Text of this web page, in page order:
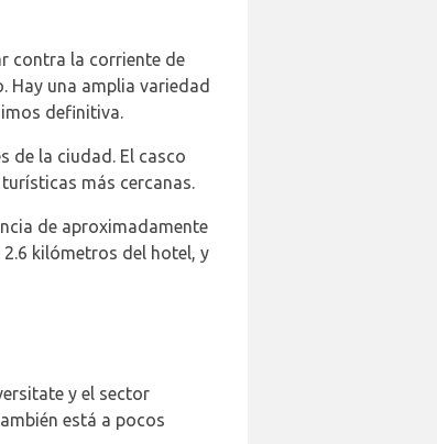
contra la corriente de
Hay una amplia variedad
definitiva.
de la ciudad. El casco
más cercanas.
de aproximadamente
kilómetros del hotel, y
y el sector
está a pocos